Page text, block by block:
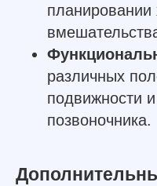
планировании
различных
подвижности
позвоночника.